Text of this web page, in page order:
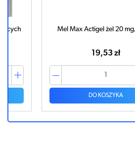
Mel Max Actigel żel 20
19,53 zł
DO KOSZYKA